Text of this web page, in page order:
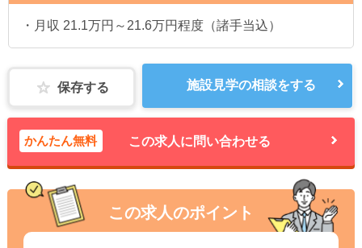
・月収 21.1万円～21.6万円程度（諸手当込）
保存する 施設見学の相談をする
かんたん無料 この求人に問い合わせる
この求人のポイント